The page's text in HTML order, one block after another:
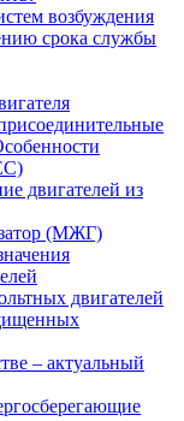
возбуждения
срока службы
двигателей из
(МЖГ)
двигателей
– актуальный